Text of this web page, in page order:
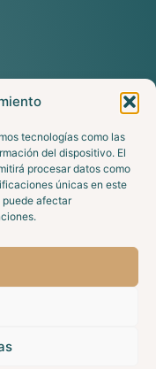
tecnologías como las
del dispositivo. El
procesar datos como
únicas en este
puede afectar